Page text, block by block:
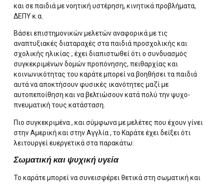
και σε παιδιά με νοητική υστέρηση, κινητικά προβλήματα,
ΔΕΠΥ κ.α.
Βάσει επιστημονικών μελετών αναφορικά με τις
αναπτυξιακές διαταραχές στα παιδιά προσχολικής και
σχολικής ηλικίας , έχει διαπιστωθεί ότι ο συνδυασμός
συγκεκριμένων δομών προπόνησης, πειθαρχίας και
κοινωνικότητας του καράτε μπορεί να βοηθήσει τα παιδιά
αυτά να αποκτήσουν φυσικές ικανότητες μαζί με
αυτοπεποίθηση και να βελτιώσουν κατά πολύ την ψυχο-
πνευματική τους κατάσταση.
Πιο συγκεκριμένα , και σύμφωνα με μελέτες που έχουν γίνει
στην Αμερική και στην Αγγλία , το Καράτε έχει δείξει ότι
λειτουργεί ευεργετικά στα παρακάτω:
Σωματική και ψυχική υγεία
Το καράτε μπορεί να συνεισφέρει θετικά στη σωματική και